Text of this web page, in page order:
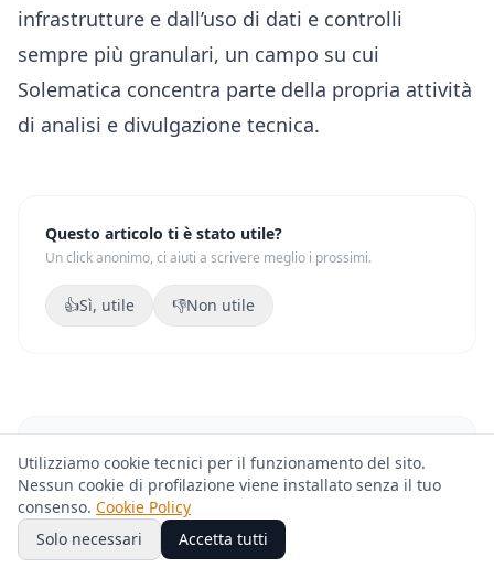
infrastrutture e dall’uso di dati e controlli
sempre più granulari, un campo su cui
Solematica concentra parte della propria attività
di analisi e divulgazione tecnica.
Questo articolo ti è stato utile?
Un click anonimo, ci aiuti a scrivere meglio i prossimi.
👍Sì, utile 👎Non utile
RS
SCRITTO DA
Redazione Solematica
Utilizziamo cookie tecnici per il funzionamento del sito.
Nessun cookie di profilazione viene installato senza il tuo
consenso. Cookie Policy
Solo necessari
Accetta tutti